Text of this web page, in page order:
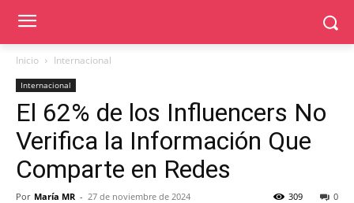
Inicio Internacional
Internacional
El 62% de los Influencers No
Verifica la Información Que
Comparte en Redes
Por María MR - 27 de noviembre de 2024 0
309